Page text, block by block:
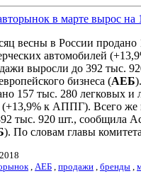
в марте вырос на
весны в России продано
автомобилей
выросли до 392 тыс.
бизнеса (АЕБ
157 тыс. 280 легковых и
(+13,9% к АППГ). Всего же
тыс. 920 шт., сообщила
). По словам главы
, АЕБ , продажи , бренды ,